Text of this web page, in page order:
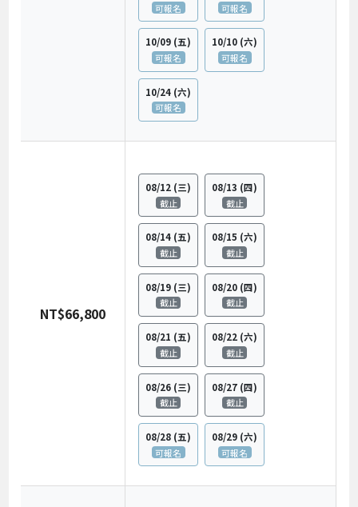
可報名
可報名
10/09 (五)
可報名
10/10 (六)
可報名
10/24 (六)
可報名
NT$66,800
08/12 (三)
截止
08/13 (四)
截止
08/14 (五)
截止
08/15 (六)
截止
08/19 (三)
截止
08/20 (四)
截止
08/21 (五)
截止
08/22 (六)
截止
08/26 (三)
截止
08/27 (四)
截止
08/28 (五)
可報名
08/29 (六)
可報名